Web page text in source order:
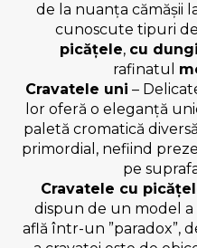
de la nuanța cămășii
cunoscute tipuri
picățele, cu dungi
rafinatul
Cravatele uni –
lor oferă o eleganță
paletă cromatică
primordial, nefiind
pe
Cravatele cu
dispun de un model a
află într-un ”paradox”,